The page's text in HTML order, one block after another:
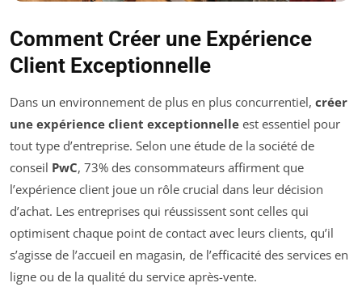
Comment Créer une Expérience
Client Exceptionnelle
Dans un environnement de plus en plus concurrentiel, créer
une expérience client exceptionnelle est essentiel pour
tout type d’entreprise. Selon une étude de la société de
conseil PwC, 73% des consommateurs affirment que
l’expérience client joue un rôle crucial dans leur décision
d’achat. Les entreprises qui réussissent sont celles qui
optimisent chaque point de contact avec leurs clients, qu’il
s’agisse de l’accueil en magasin, de l’efficacité des services en
ligne ou de la qualité du service après-vente.